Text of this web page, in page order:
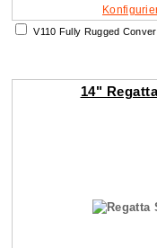
V110 Fully Rugged
14"